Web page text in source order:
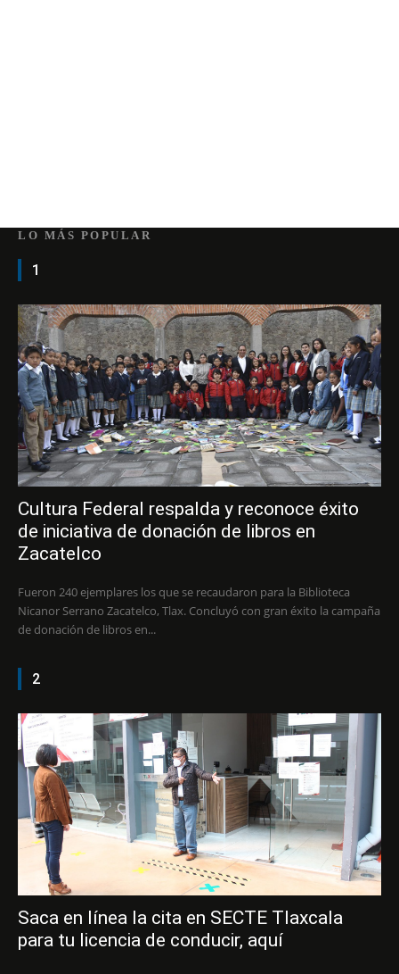
LO MÁS POPULAR
1
Cultura Federal respalda y reconoce éxito
de iniciativa de donación de libros en
Zacatelco
Fueron 240 ejemplares los que se recaudaron para la Biblioteca
Nicanor Serrano Zacatelco, Tlax. Concluyó con gran éxito la campaña
de donación de libros en...
2
Saca en línea la cita en SECTE Tlaxcala
para tu licencia de conducir, aquí